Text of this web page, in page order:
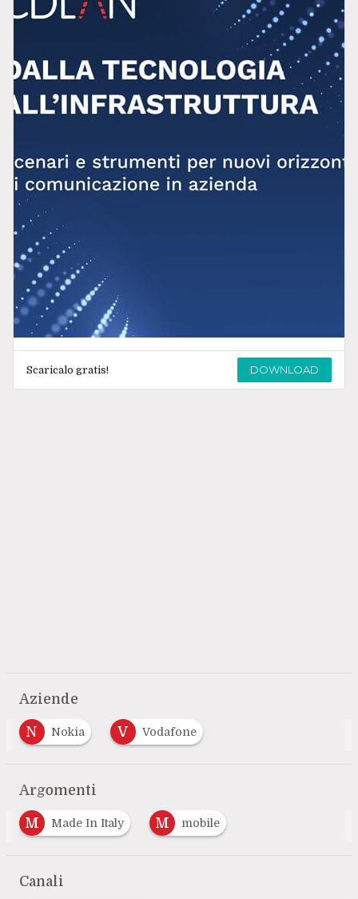
Scaricalo gratis! DOWNLOAD
Aziende
N Nokia V Vodafone
Argomenti
M Made In Italy M mobile
Canali